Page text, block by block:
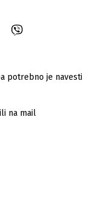
potrebno je navesti
ili na mail